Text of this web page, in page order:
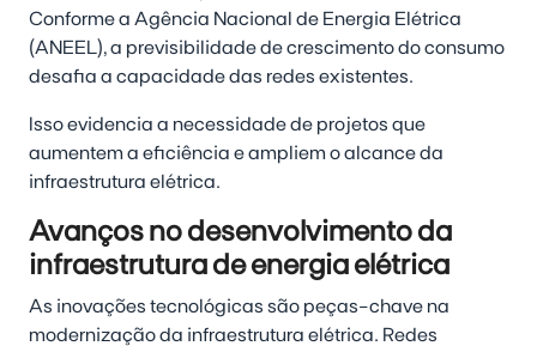
Conforme a Agência Nacional de Energia Elétrica
(ANEEL), a previsibilidade de crescimento do consumo
desafia a capacidade das redes existentes.
Isso evidencia a necessidade de projetos que
aumentem a eficiência e ampliem o alcance da
infraestrutura elétrica.
Avanços no desenvolvimento da
infraestrutura de energia elétrica
As inovações tecnológicas são peças-chave na
modernização da infraestrutura elétrica. Redes